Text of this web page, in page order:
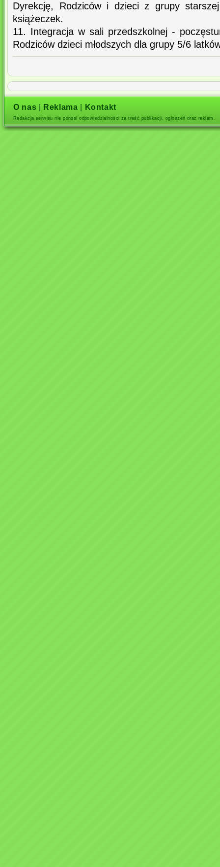
Dyrekcję, Rodziców i dzieci z grupy
książeczek.
11. Integracja w sali przedszkolnej -
Rodziców dzieci młodszych dla grupy 5/6
O nas Reklama Kontakt
Redakcja serwisu nie ponosi odpowiedzialności za treść publikacji, ogłoszeń oraz reklam.